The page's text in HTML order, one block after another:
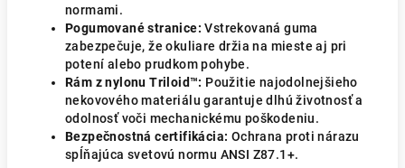
normami.
Pogumované stranice: Vstrekovaná guma
zabezpečuje, že okuliare držia na mieste aj pri
potení alebo prudkom pohybe.
Rám z nylonu Triloid™: Použitie najodolnejšieho
nekovového materiálu garantuje dlhú životnosť a
odolnosť voči mechanickému poškodeniu.
Bezpečnostná certifikácia: Ochrana proti nárazu
spĺňajúca svetovú normu ANSI Z87.1+.